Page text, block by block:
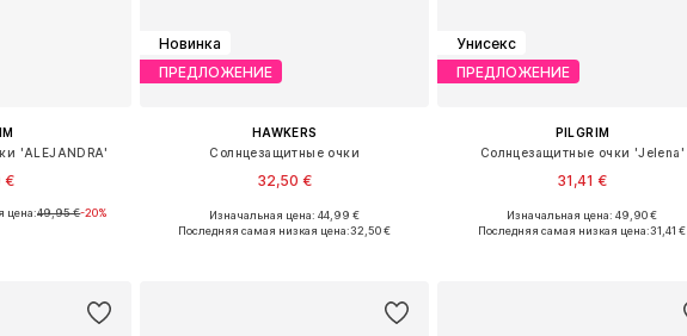
'ALEJANDRA'
€
One Size
цена:49,95 €-20%
Новинка
ПРЕДЛОЖЕНИЕ
HAWKERS
Солнцезащитные очки
32,50 €
Доступные размеры: Onesize
Изначальная цена: 44,99 €
Последняя самая низкая цена:32,50 €
Унисекс
ПРЕДЛОЖЕНИЕ
PILGRIM
Солнцезащитные очки 'Jelena'
31,41 €
Доступные размеры: One Size
Изначальная цена: 49,90 €
Последняя самая низкая цена:31,41 €